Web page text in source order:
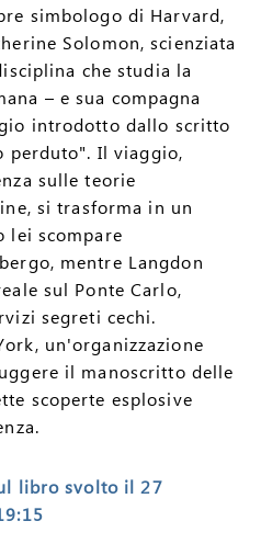
simbologo di Harvard,
Solomon, scienziata
che studia la
– e sua compagna
introdotto dallo scritto
perduto". Il viaggio,
sulle teorie
si trasforma in un
lei scompare
mentre Langdon
sul Ponte Carlo,
segreti cechi.
un'organizzazione
il manoscritto delle
scoperte esplosive
libro svolto il 27